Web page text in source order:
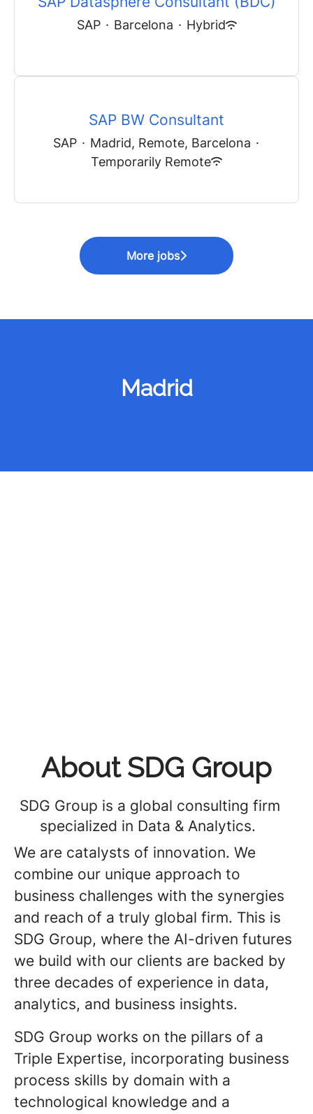
SAP · Barcelona · Hybrid
SAP BW Consultant
SAP · Madrid, Remote, Barcelona ·
Temporarily Remote
More jobs
Madrid
About SDG Group
SDG Group is a global consulting firm
specialized in Data & Analytics.
We are catalysts of innovation. We
combine our unique approach to
business challenges with the synergies
and reach of a truly global firm. This is
SDG Group, where the AI-driven futures
we build with our clients are backed by
three decades of experience in data,
analytics, and business insights.
SDG Group works on the pillars of a
Triple Expertise, incorporating business
process skills by domain with a
technological knowledge and a